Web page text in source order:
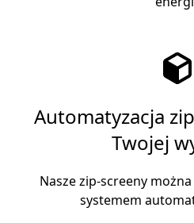
Automatyzacja
Twojej
Nasze zip-screeny
systemem